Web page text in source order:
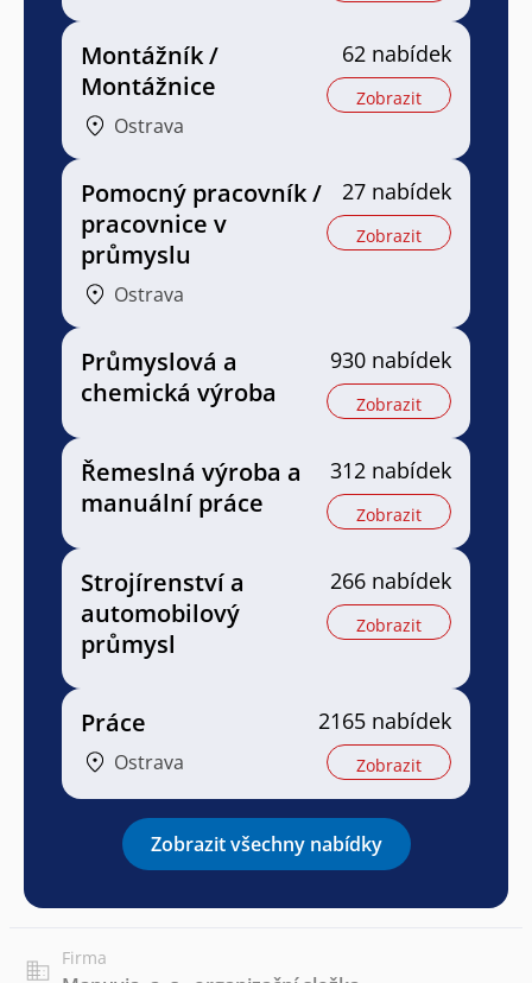
Montážník /
Montážnice
Ostrava
62 nabídek
Zobrazit
Pomocný pracovník /
pracovnice v
průmyslu
Ostrava
27 nabídek
Zobrazit
Průmyslová a
chemická výroba
930 nabídek
Zobrazit
Řemeslná výroba a
manuální práce
312 nabídek
Zobrazit
Strojírenství a
automobilový
průmysl
266 nabídek
Zobrazit
Práce
Ostrava
2165 nabídek
Zobrazit
Zobrazit všechny nabídky
Firma